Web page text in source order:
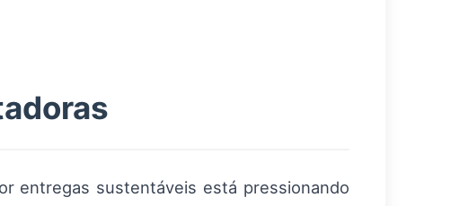
entregas sustentáveis está pressionando